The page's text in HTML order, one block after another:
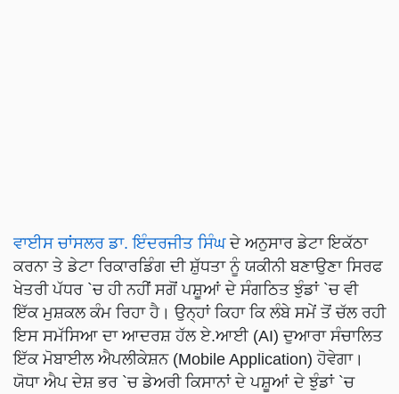
ਵਾਈਸ ਚਾਂਸਲਰ ਡਾ. ਇੰਦਰਜੀਤ ਸਿੰਘਦੇ ਅਨੁਸਾਰ ਡੇਟਾ ਇਕੱਠਾ
ਕਰਨਾ ਤੇ ਡੇਟਾ ਰਿਕਾਰਡਿੰਗ ਦੀ ਸ਼ੁੱਧਤਾ ਨੂੰ ਯਕੀਨੀ ਬਣਾਉਣਾ ਸਿਰਫ
ਖੇਤਰੀ ਪੱਧਰ `ਚ ਹੀ ਨਹੀਂ ਸਗੋਂ ਪਸ਼ੂਆਂ ਦੇ ਸੰਗਠਿਤ ਝੁੰਡਾਂ `ਚ ਵੀ
ਇੱਕ ਮੁਸ਼ਕਲ ਕੰਮ ਰਿਹਾ ਹੈ। ਉਨ੍ਹਾਂ ਕਿਹਾ ਕਿ ਲੰਬੇ ਸਮੇਂ ਤੋਂ ਚੱਲ ਰਹੀ
ਇਸ ਸਮੱਸਿਆ ਦਾ ਆਦਰਸ਼ ਹੱਲ ਏ.ਆਈ (AI) ਦੁਆਰਾ ਸੰਚਾਲਿਤ
ਇੱਕ ਮੋਬਾਈਲ ਐਪਲੀਕੇਸ਼ਨ (Mobile Application) ਹੋਵੇਗਾ।
ਯੋਧਾ ਐਪ ਦੇਸ਼ ਭਰ `ਚ ਡੇਅਰੀ ਕਿਸਾਨਾਂ ਦੇ ਪਸ਼ੂਆਂ ਦੇ ਝੁੰਡਾਂ `ਚ